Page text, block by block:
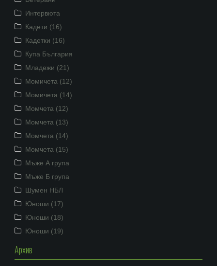
Интервюта
Кадети (16)
Кадетки (16)
Купа България
Младежи (21)
Момичета (12)
Момичета (14)
Момчета (12)
Момчета (13)
Момчета (14)
Момчета (15)
Мъже А група
Мъже Б група
Шумен НБЛ
Юноши (17)
Юноши (18)
Юноши (19)
Архив